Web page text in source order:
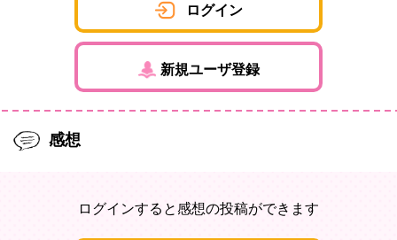
ログイン
新規ユーザ登録
感想
ログインすると感想の投稿ができます